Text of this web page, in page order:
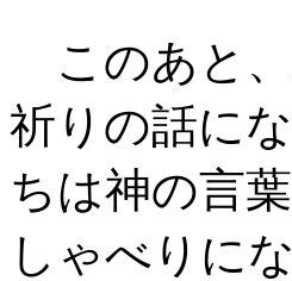
このあと、
祈りの話に
ちは神の言
しゃべりに